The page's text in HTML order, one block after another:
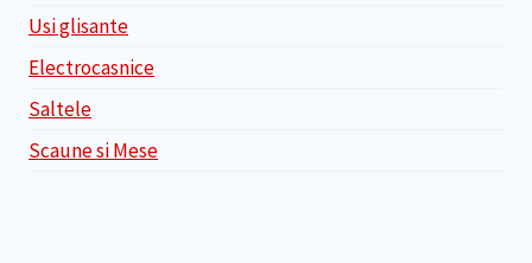
Usi glisante
Electrocasnice
Saltele
Scaune si Mese